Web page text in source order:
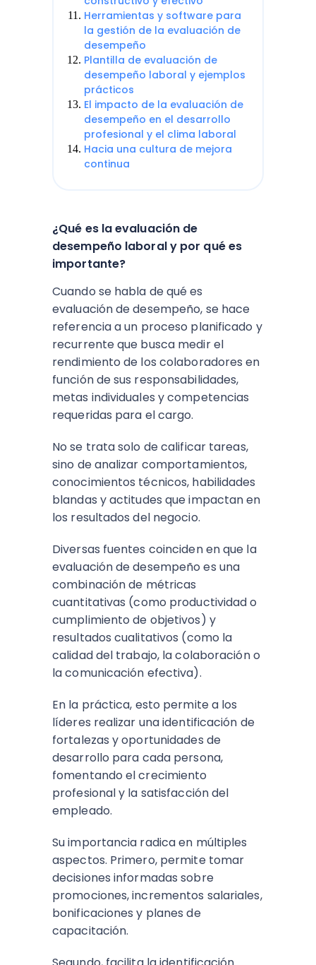
Herramientas y software para
la gestión de la evaluación de
desempeño
Plantilla de evaluación de
desempeño laboral y ejemplos
prácticos
El impacto de la evaluación de
desempeño en el desarrollo
profesional y el clima laboral
Hacia una cultura de mejora
continua
¿Qué es la evaluación de
desempeño laboral y por qué es
importante?
Cuando se habla de qué es
evaluación de desempeño, se hace
referencia a un proceso planificado y
recurrente que busca medir el
rendimiento de los colaboradores en
función de sus responsabilidades,
metas individuales y competencias
requeridas para el cargo.
No se trata solo de calificar tareas,
sino de analizar comportamientos,
conocimientos técnicos, habilidades
blandas y actitudes que impactan en
los resultados del negocio.​
Diversas fuentes coinciden en que la
evaluación de desempeño es una
combinación de métricas
cuantitativas (como productividad o
cumplimiento de objetivos) y
resultados cualitativos (como la
calidad del trabajo, la colaboración o
la comunicación efectiva).
En la práctica, esto permite a los
líderes realizar una identificación de
fortalezas y oportunidades de
desarrollo para cada persona,
fomentando el crecimiento
profesional y la satisfacción del
empleado.
Su importancia radica en múltiples
aspectos. Primero, permite tomar
decisiones informadas sobre
promociones, incrementos salariales,
bonificaciones y planes de
capacitación.